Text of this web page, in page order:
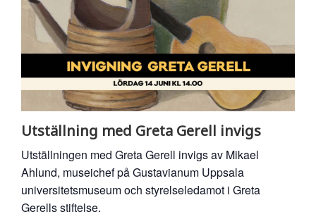
Utställning med Greta Gerell invigs
Utställningen med Greta Gerell invigs av Mikael
Ahlund, museichef på Gustavianum Uppsala
universitetsmuseum och styrelseledamot i Greta
Gerells stiftelse.